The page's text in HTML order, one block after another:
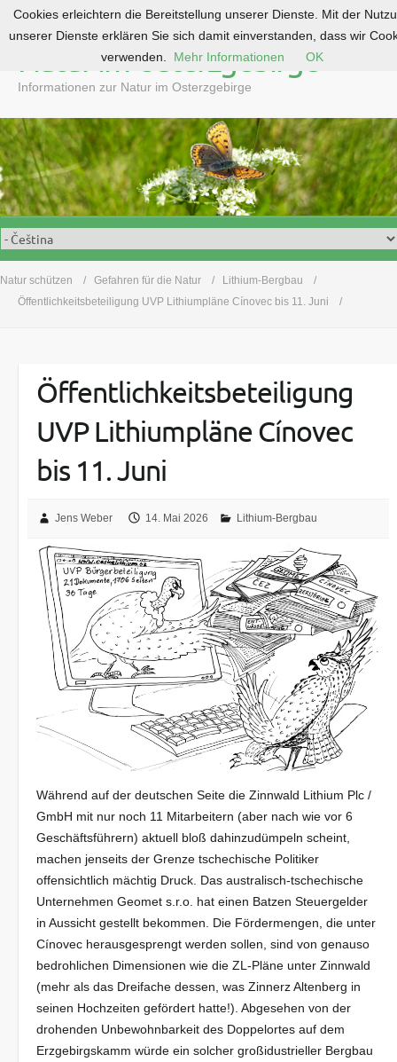
o
c
o
n
t
e
n
Natur im Osterzgebirge
Informationen zur Natur im Osterzgebirge
Natur schützen Gefahren für die Natur
Lithium-Bergbau
Öffentlichkeitsbeteiligung UVP Lithiumpläne Cínovec bis 11. Juni
Öffentlichkeitsbeteiligung
UVP Lithiumpläne Cínovec
bis 11. Juni
Jens Weber 14. Mai 2026 Lithium-Bergbau
Während auf der deutschen Seite die Zinnwald Lithium Plc /
GmbH mit nur noch 11 Mitarbeitern (aber nach wie vor 6
Geschäftsführern) aktuell bloß dahinzudümpeln scheint,
machen jenseits der Grenze tschechische Politiker
offensichtlich mächtig Druck. Das australisch-tschechische
Unternehmen Geomet s.r.o. hat einen Batzen Steuergelder
in Aussicht gestellt bekommen. Die Fördermengen, die unter
Cínovec herausgesprengt werden sollen, sind von genauso
bedrohlichen Dimensionen wie die ZL-Pläne unter Zinnwald
(mehr als das Dreifache dessen, was Zinnerz Altenberg in
seinen Hochzeiten gefördert hatte!). Abgesehen von der
drohenden Unbewohnbarkeit des Doppelortes auf dem
Erzgebirgskamm würde ein solcher großidustrieller Bergbau
Cookies erleichtern die Bereitstellung unserer Dienste. Mit der
unserer Dienste erklären Sie sich damit einverstanden, dass wir
verwenden.
Mehr Informationen OK